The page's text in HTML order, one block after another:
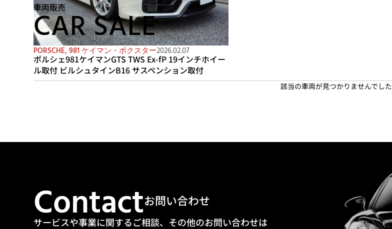
PORSCHE,981 ケイマン・ボクスター2026.02.07
ポルシェ981ケイマンGTS TWS Ex-fP 19インチホイー
ル取付 ビルシュタインB16 サスペンション取付
車両販売
CAR SALE
該当の車両が見つかりませんでした
Contactお問い合わせ
サービスや事業に関するご相談、その他のお問い合わせは